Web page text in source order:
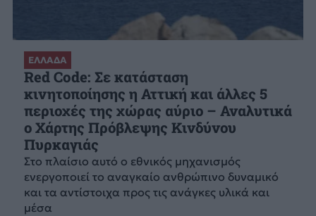
ΕΛΛΑΔΑ
Red Code: Σε κατάσταση
κινητοποίησης η Αττική και άλλες 5
περιοχές της χώρας αύριο – Αναλυτικά
ο Χάρτης Πρόβλεψης Κινδύνου
Πυρκαγιάς
Στο πλαίσιο αυτό ο εθνικός μηχανισμός
ενεργοποιεί το αναγκαίο ανθρώπινο δυναμικό
και τα αντίστοιχα προς τις ανάγκες υλικά και
μέσα